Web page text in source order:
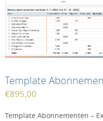
Template
€895,00
Template Abonnementen –